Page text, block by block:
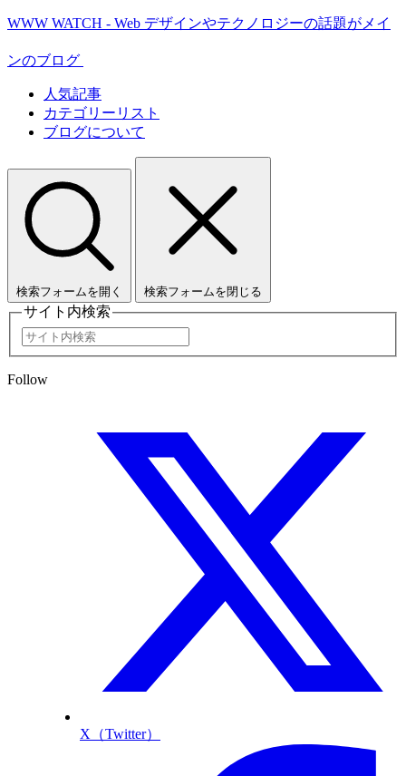
WWW WATCH - Web デザインやテクノロジーの話題がメイ
ンのブログ
人気記事
カテゴリーリスト
ブログについて
検索フォームを開く 検索フォームを閉じる
サイト内検索
Follow
X（Twitter）